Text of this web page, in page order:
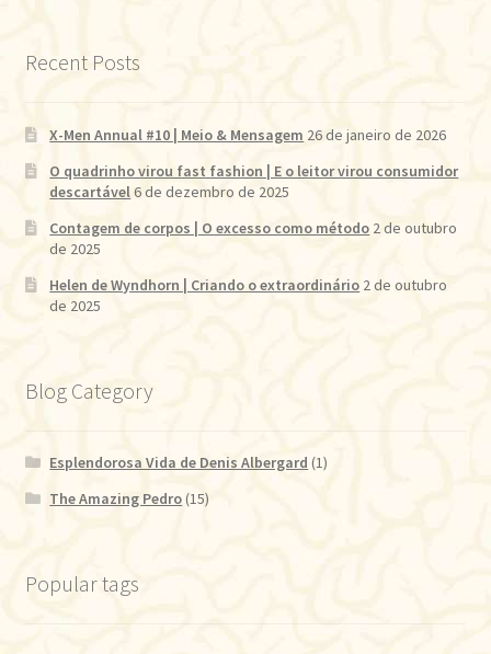
Recent Posts
X-Men Annual #10 | Meio & Mensagem 26 de janeiro de 2026
O quadrinho virou fast fashion | E o leitor virou consumidor
descartável6 de dezembro de 2025
Contagem de corpos | O excesso como método 2 de outubro
de 2025
Helen de Wyndhorn | Criando o extraordinário 2 de outubro
de 2025
Blog Category
Esplendorosa Vida de Denis Albergard (1)
The Amazing Pedro (15)
Popular tags